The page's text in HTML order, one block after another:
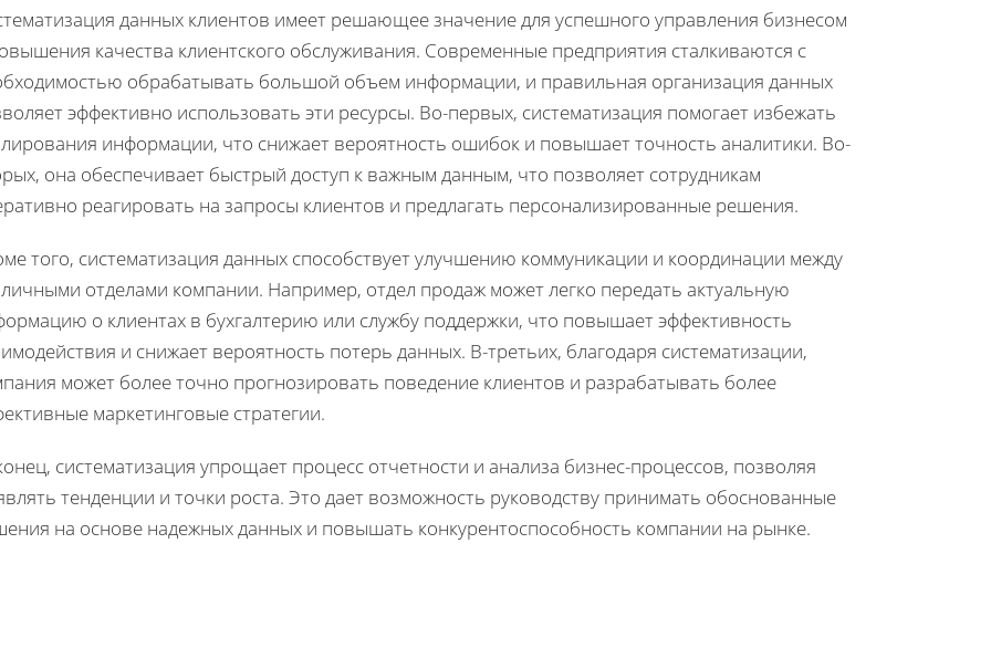
данных клиентов имеет решающее значение для успешного управления бизнесом
качества клиентского обслуживания. Современные предприятия сталкиваются с
обрабатывать большой объем информации, и правильная организация данных
эффективно использовать эти ресурсы. Во-первых, систематизация помогает избежать
информации, что снижает вероятность ошибок и повышает точность аналитики. Во-
она обеспечивает быстрый доступ к важным данным, что позволяет сотрудникам
реагировать на запросы клиентов и предлагать персонализированные решения.
того, систематизация данных способствует улучшению коммуникации и координации между
отделами компании. Например, отдел продаж может легко передать актуальную
о клиентах в бухгалтерию или службу поддержки, что повышает эффективность
и снижает вероятность потерь данных. В-третьих, благодаря систематизации,
может более точно прогнозировать поведение клиентов и разрабатывать более
маркетинговые стратегии.
систематизация упрощает процесс отчетности и анализа бизнес-процессов, позволяя
тенденции и точки роста. Это дает возможность руководству принимать обоснованные
на основе надежных данных и повышать конкурентоспособность компании на рынке.